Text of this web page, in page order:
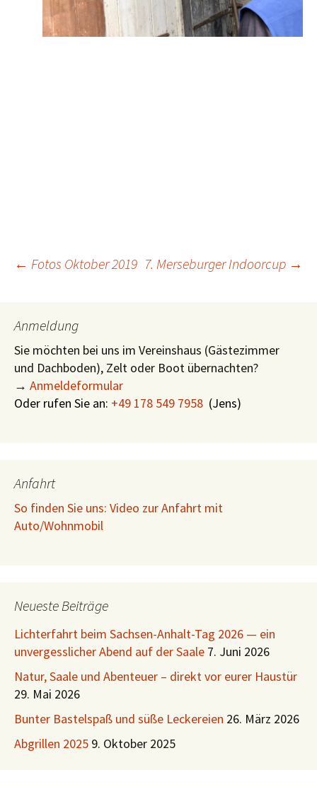
Beitragsnavigation
← Fotos Oktober 2019 7. Merseburger Indoorcup →
Anmeldung
Sie möchten bei uns im Vereinshaus (Gästezimmer
und Dachboden), Zelt oder Boot übernachten?
→ Anmeldeformular
Oder rufen Sie an: +49 178 549 7958 (Jens)
Anfahrt
So finden Sie uns: Video zur Anfahrt mit
Auto/Wohnmobil
Neueste Beiträge
Lichterfahrt beim Sachsen-Anhalt-Tag 2026 — ein
unvergesslicher Abend auf der Saale 7. Juni 2026
Natur, Saale und Abenteuer – direkt vor eurer Haustür
29. Mai 2026
Bunter Bastelspaß und süße Leckereien 26. März 2026
Abgrillen 2025 9. Oktober 2025